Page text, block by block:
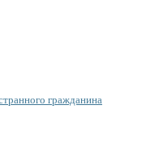
гражданина